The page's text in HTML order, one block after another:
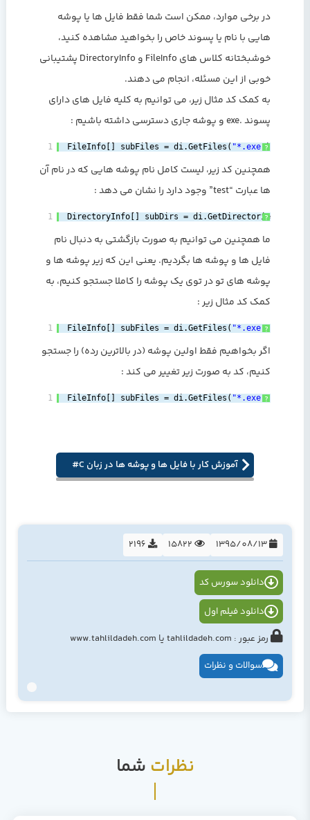
در برخی موارد، ممکن است شما فقط فایل ها یا پوشه
هایی با نام یا پسوند خاص را بخواهید مشاهده کنید،
خوشبختانه کلاس های FileInfo و DirectoryInfo پشتیبانی
خوبی از این مسئله، انجام می دهند.
به کمک کد مثال زیر، می توانیم به کلیه فایل های دارای
پسوند .exe و پوشه جاری دسترسی داشته باشیم :
?
1 FileInfo[] subFiles = di.GetFiles( "*.exe");
همچنین کد زیر، لیست کامل نام پوشه هایی که در نام آن
ها عبارت “test” وجود دارد را نشان می دهد :
?
1 DirectoryInfo[] subDirs = di.GetDirectories(
ما همچنین می توانیم به صورت بازگشتی به دنبال نام
فایل ها و پوشه ها بگردیم. یعنی این که زیر پوشه ها و
پوشه های تو در توی یک پوشه را کاملا جستجو کنیم، به
کمک کد مثال زیر :
?
1 FileInfo[] subFiles = di.GetFiles( "*.exe",
اگر بخواهیم فقط اولین پوشه (در بالاترین رده) را جستجو
کنیم، کد به صورت زیر تغییر می کند :
?
1 FileInfo[] subFiles = di.GetFiles( "*.exe",
آموزش کار با فایل ها و پوشه ها در زبان C#
1395/08/13
2196
دانلود سورس کد
دانلود فیلم اول
رمز عبور : tahlildadeh.com یا www.tahlildadeh.com
سوالات و نظرات
نظرات شما